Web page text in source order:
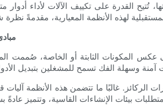
تُتيح القدرة على تكييف الآلات لأداء
المكونات الثابتة أو الخاصة، صُممت
غالبًا ما تتضمن هذه الأنظمة آليات